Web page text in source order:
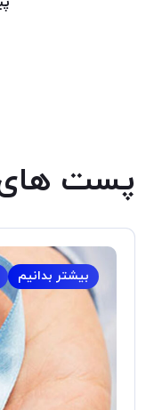
پست های
بیشتر بدانیم